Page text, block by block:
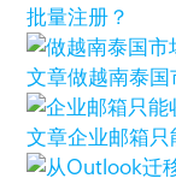
批量注册？
文章做越南泰国
文章企业邮箱只